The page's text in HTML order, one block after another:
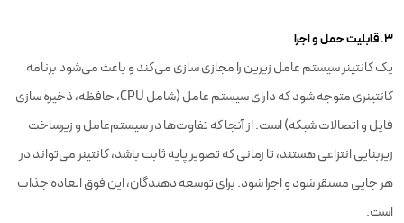
۳. قابلیت حمل و اجرا
یک کانتینر سیستم عامل زیرین را مجازی سازی می‌کند و باعث می‌شود برنامه
کانتینری متوجه شود که دارای سیستم عامل (شامل CPU، حافظه، ذخیره سازی
فایل و اتصالات شبکه) است. از آنجا که تفاوت‌ها در سیستم‌عامل و زیرساخت
زیربنایی انتزاعی هستند، تا زمانی که تصویر پایه ثابت باشد، کانتینر می‌تواند در
هر جایی مستقر شود و اجرا شود. برای توسعه دهندگان، این فوق العاده جذاب
است.